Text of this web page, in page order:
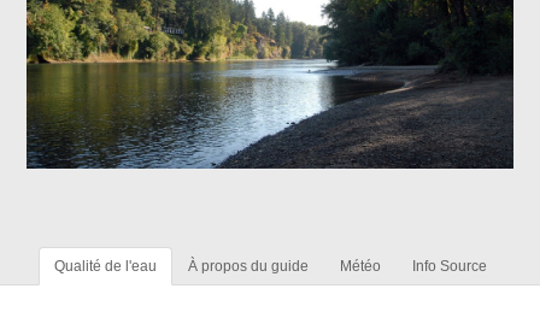
Qualité de l'eau À propos du guide Météo Info Source